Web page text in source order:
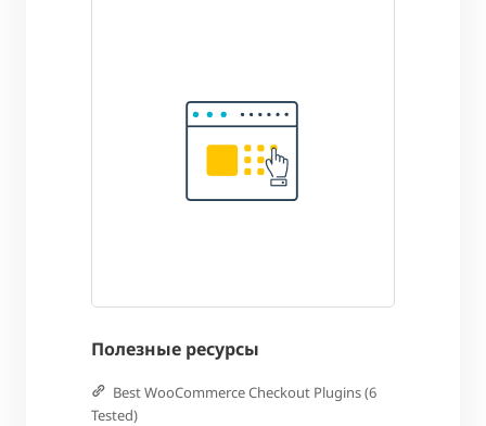
Полезные ресурсы
Best WooCommerce Checkout Plugins (6
Tested)